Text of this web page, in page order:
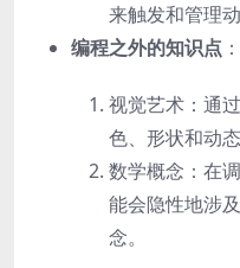
来触发和管理
编程之外的知识点 ：
视觉艺术：通
色、形状和动
数学概念：在
能会隐性地涉
念。